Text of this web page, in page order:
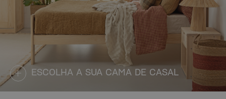
ESCOLHA A SUA CAMA DE CASAL